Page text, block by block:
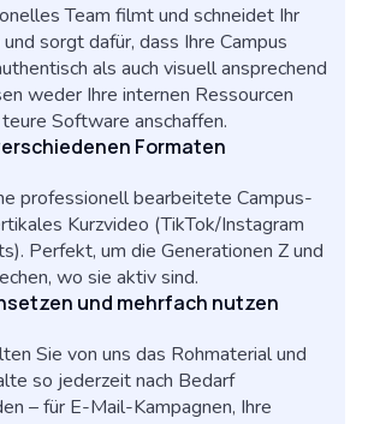
Team filmt und schneidet Ihr
sorgt dafür, dass Ihre Campus
als auch visuell ansprechend
weder Ihre internen Ressourcen
Software anschaffen.
Formaten
professionell bearbeitete Campus-
Kurzvideo (TikTok/Instagram
Perfekt, um die Generationen Z und
wo sie aktiv sind.
und mehrfach nutzen
Sie von uns das Rohmaterial und
so jederzeit nach Bedarf
– für E-Mail-Kampagnen, Ihre